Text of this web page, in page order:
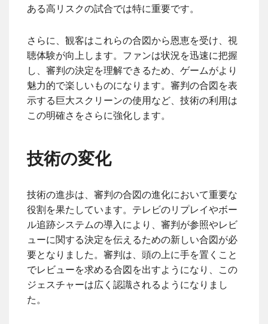
ある高リスクの試合では特に重要です。
さらに、観客はこれらの合図から恩恵を受け、視
聴体験が向上します。ファンは状況を迅速に把握
し、審判の決定を理解できるため、ゲームがより
魅力的で楽しいものになります。審判の合図を表
示する巨大スクリーンの使用など、技術の利用は
この明確さをさらに強化します。
技術の変化
技術の進歩は、審判の合図の進化において重要な
役割を果たしています。テレビのリプレイやボー
ル追跡システムの導入により、審判が参照やレビ
ューに関する決定を伝えるための新しい合図が必
要となりました。審判は、頭の上に手を置くこと
でレビューを求める合図を出すようになり、この
ジェスチャーは広く認識されるようになりまし
た。